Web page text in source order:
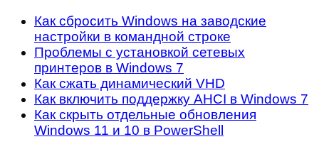
Как сбросить Windows на заводские
настройки в командной строке
Проблемы с установкой сетевых
принтеров в Windows 7
Как сжать динамический VHD
Как включить поддержку AHCI в Windows 7
Как скрыть отдельные обновления
Windows 11 и 10 в PowerShell